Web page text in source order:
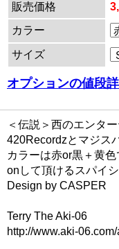
販売価格
カラー
サイズ
オプションの値段
＜伝説＞西のエンタ
420Recordzとマジス
カラーは赤or黒＋黄
onして頂けるスパイ
Design by CASPER
Terry The Aki-06
http://www.aki-06.com/